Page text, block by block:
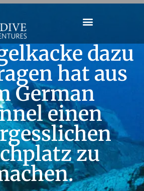
dazu
hat aus
German
einen
zu